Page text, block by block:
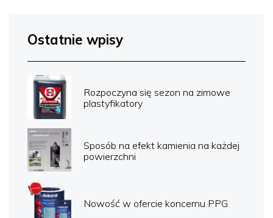
Ostatnie wpisy
Rozpoczyna się sezon na zimowe
plastyfikatory
Sposób na efekt kamienia na każdej
powierzchni
Nowość w ofercie koncernu PPG